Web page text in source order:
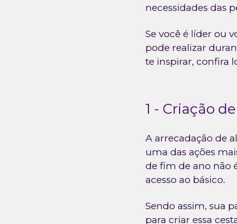
necessidades das
Se você é líder ou
pode realizar
te inspirar, confira
1 - Criação
A arrecadação de
uma das ações
de fim de ano não
acesso ao básico.
Sendo assim, sua
para criar essa